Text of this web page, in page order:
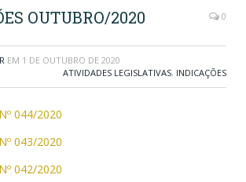
OUTUBRO/2020 0
EM 1 DE OUTUBRO DE 2020
ATIVIDADES LEGISLATIVAS, INDICAÇÕES
044/2020
043/2020
042/2020